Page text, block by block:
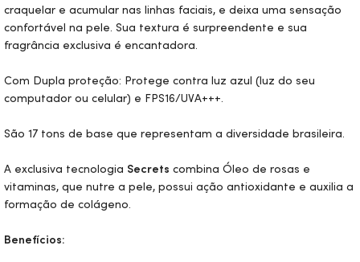
craquelar e acumular nas linhas faciais, e deixa uma sensação
confortável na pele. Sua textura é surpreendente e sua
fragrância exclusiva é encantadora.
Com Dupla proteção: Protege contra luz azul (luz do seu
computador ou celular) e FPS16/UVA+++.
São 17 tons de base que representam a diversidade brasileira.
A exclusiva tecnologia Secrets combina Óleo de rosas e
vitaminas, que nutre a pele, possui ação antioxidante e auxilia a
formação de colágeno.
Benefícios: